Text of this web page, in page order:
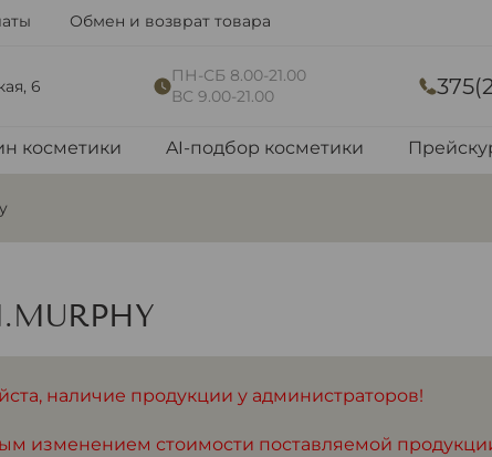
Обмен и возврат товара
6
ПН-СБ 8.00-21.00
ВС 9.00-21.00
косметики AI-подбор косметики
наличие продукции у администраторов!
изменением стоимости поставляемой